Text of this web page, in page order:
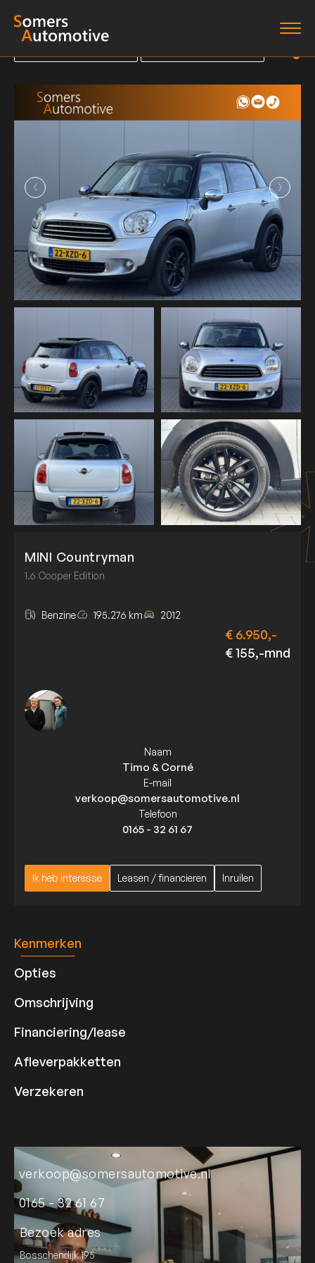
Diensten
Over ons
Verkocht
Contact
Terug naar overzicht
Terug naar overzicht
MINI Countryman
1.6 Cooper Edition
Benzine 195.276 km 2012
€ 6.950,-
€ 155,-mnd
Ik heb interesse
Ik heb interesse
Leasen / financieren
Leasen / financieren
Inruilen
Inruilen
Naam
Timo & Corné
E-mail
verkoop@somersautomotive.nl
Telefoon
0165 - 32 61 67
Kenmerken
Opties
Omschrijving
Financiering/lease
Afleverpakketten
Verzekeren
verkoop@somersautomotive.nl
0165 - 32 61 67
Bezoek adres
Bosschendijk 195